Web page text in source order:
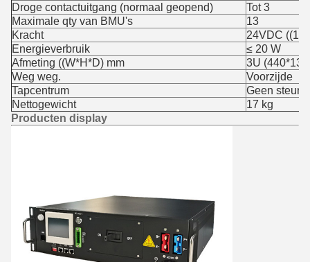
Droge contactuitgang (normaal geopend)
Tot 3
Maximale qty van BMU's
13
Kracht
24VDC
Energieverbruik
≤ 20 W
Afmeting ((W*H*D) mm
3U
Weg weg.
Voorzijde
Tapcentrum
Geen steun
Nettogewicht
17 kg
Producten display